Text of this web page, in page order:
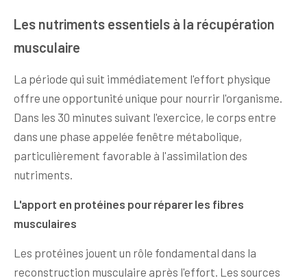
Les nutriments essentiels à la récupération
musculaire
La période qui suit immédiatement l'effort physique
offre une opportunité unique pour nourrir l'organisme.
Dans les 30 minutes suivant l'exercice, le corps entre
dans une phase appelée fenêtre métabolique,
particulièrement favorable à l'assimilation des
nutriments.
L'apport en protéines pour réparer les fibres
musculaires
Les protéines jouent un rôle fondamental dans la
reconstruction musculaire après l'effort. Les sources